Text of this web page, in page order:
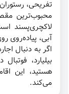
تفریحی،
محبوب‌ترین
لاکچری‌پسند
آبی، پیاده‌روی
اگر به دنبال
بیلیارد،
هستید، این
می‌کند.